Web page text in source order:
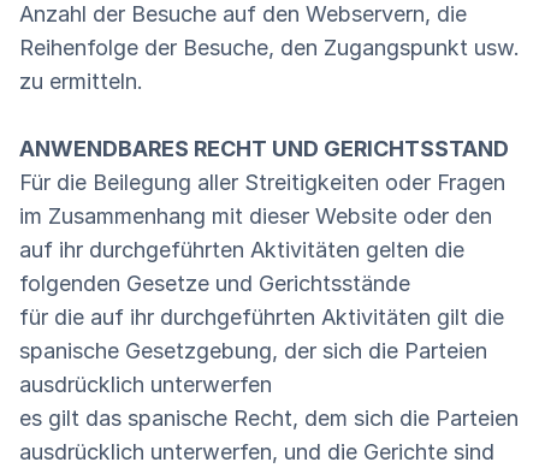
Anzahl der Besuche auf den Webservern, die
Reihenfolge der Besuche, den Zugangspunkt usw.
zu ermitteln.
ANWENDBARES RECHT UND GERICHTSSTAND
Für die Beilegung aller Streitigkeiten oder Fragen
im Zusammenhang mit dieser Website oder den
auf ihr durchgeführten Aktivitäten gelten die
folgenden Gesetze und Gerichtsstände
für die auf ihr durchgeführten Aktivitäten gilt die
spanische Gesetzgebung, der sich die Parteien
ausdrücklich unterwerfen
es gilt das spanische Recht, dem sich die Parteien
ausdrücklich unterwerfen, und die Gerichte sind